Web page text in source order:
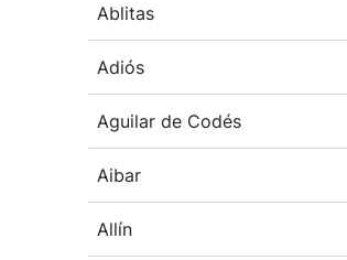
Ablitas
Adiós
Aguilar de Codés
Aibar
Allín